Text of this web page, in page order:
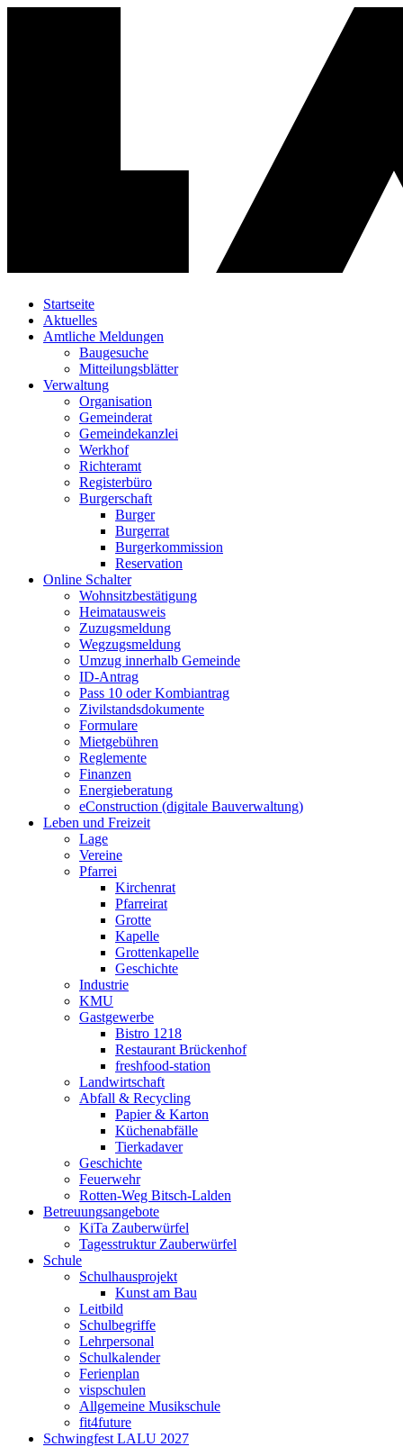
Startseite
Aktuelles
Amtliche Meldungen
Baugesuche
Mitteilungsblätter
Verwaltung
Organisation
Gemeinderat
Gemeindekanzlei
Werkhof
Richteramt
Registerbüro
Burgerschaft
Burger
Burgerrat
Burgerkommission
Reservation
Online Schalter
Wohnsitzbestätigung
Heimatausweis
Zuzugsmeldung
Wegzugsmeldung
Umzug innerhalb Gemeinde
ID-Antrag
Pass 10 oder Kombiantrag
Zivilstandsdokumente
Formulare
Mietgebühren
Reglemente
Finanzen
Energieberatung
eConstruction (digitale Bauverwaltung)
Leben und Freizeit
Lage
Vereine
Pfarrei
Kirchenrat
Pfarreirat
Grotte
Kapelle
Grottenkapelle
Geschichte
Industrie
KMU
Gastgewerbe
Bistro 1218
Restaurant Brückenhof
freshfood-station
Landwirtschaft
Abfall & Recycling
Papier & Karton
Küchenabfälle
Tierkadaver
Geschichte
Feuerwehr
Rotten-Weg Bitsch-Lalden
Betreuungsangebote
KiTa Zauberwürfel
Tagesstruktur Zauberwürfel
Schule
Schulhausprojekt
Kunst am Bau
Leitbild
Schulbegriffe
Lehrpersonal
Schulkalender
Ferienplan
vispschulen
Allgemeine Musikschule
fit4future
Schwingfest LALU 2027